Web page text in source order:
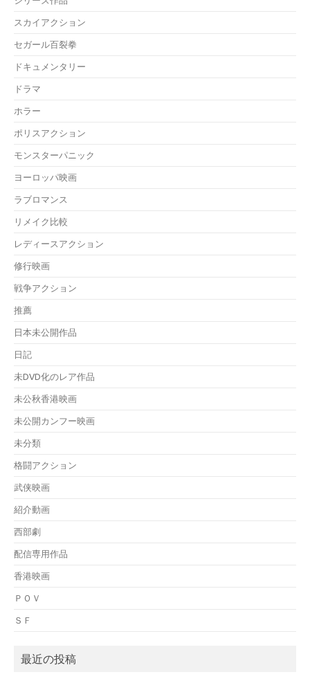
スカイアクション
セガール百裂拳
ドキュメンタリー
ドラマ
ホラー
ポリスアクション
モンスターパニック
ヨーロッパ映画
ラブロマンス
リメイク比較
レディースアクション
修行映画
戦争アクション
推薦
日本未公開作品
日記
未DVD化のレア作品
未公秋香港映画
未公開カンフー映画
未分類
格闘アクション
武侠映画
紹介動画
西部劇
配信専用作品
香港映画
ＰＯＶ
ＳＦ
最近の投稿